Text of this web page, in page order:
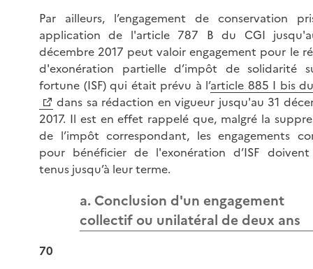
Par ailleurs, l’engagement de conservation
application de l'article 787 B du CGI
décembre 2017 peut valoir engagement pour le
d'exonération partielle d’impôt de solidarité
fortune (ISF) qui était prévu à l’article 885 I bis
dans sa rédaction en vigueur jusqu'au 31
2017. Il est en effet rappelé que, malgré la
de l’impôt correspondant, les engagements
pour bénéficier de l'exonération d’ISF
tenus jusqu’à leur terme.
a. Conclusion d'un engagement
collectif ou unilatéral de deux ans
70